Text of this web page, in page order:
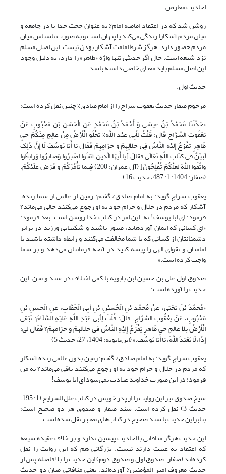
احادیث معارض
روشن شد که در اعتقاد امامیه امام% به عنوان حجت خدا یا در جامعه و
میان مردم آشکارا زندگی می‌کند یا پنهان است و به صورت ناشناس میان
مردم حضور دارد. هرگز شرط امامت آشکار بودن نیست. این اصلی مسلم
نزد شیعه است. حال اگر حدیثی تنها واژه «ظاهر» را دارد، به دلیل وجود
این اصل مسلم باید معنای خاصی داشته باشد.
حدیث اول.
مرحوم صفار حدیث یعقوب سراج را از امام صادق% چنین نقل کرده است:
«حَدَّثَنَا مُحَمَّدُ بْنُ عِیسَى وَ أَحْمَدُ بْنُ مُحَمَّدٍ عَنِ الْحَسَنِ بْنِ مَحْبُوبٍ عَنْ
یَعْقُوبَ السَّرَّاجِ قَالَ: قُلْتُ لِأَبِی عَبْدِ اللَّهِ% تَخْلُو الْأَرْضُ مِنْ عَالِمٍ مِنْکُمْ حَیٍ‏
ظَاهِرٍ تَفْزَعُ إِلَیْهِ النَّاسُ فِی حَلَالِهِمْ وَ حَرَامِهِمْ فَقَالَ یَا أَبَا یُوسُفَ لَا إِنَّ ذَلِکَ
لَبَیِّنٌ فِی کِتَابِ اللَّهِ تَعَالَى فَقَالَ‏ ]یا أَیهَا الَّذِینَ آمَنُوا اصْبِرُوا وَصَابِرُوا وَرَابِطُوا
وَاتَّقُوا اللَّهَ لَعَلَّکُمْ تُفْلِحُونَ[ (آل عمران: 200)‏ فِیمَا یَأْمُرُکُمْ وَ فَرَضَ عَلَیْکُمْ.
(صفار: 1404: ‏1: 487، حدیث 16)
یعقوب سراج گوید: به امام صادق% گفتم: زمین از عالمى از شما زنده،
آشکار که مردم در حلال و حرام خود به او رجوع می‌کنند خالى می‌ماند؟
فرمود: اى ابا یوسف! نه. این امر در کتاب خدا روشن است. بعد فرمود:
«اى کسانى که ایمان آورده‏اید، صبور باشید و شکیبایى ورزید در برابر
دشمنانتان از کسانی که با شما مخالفت می‌کنند و رابطه داشته باشید با
امامتان و تقوای الهی را پیشه کنید در آنچه فرمانتان می‌دهد و بر شما
واجب کرده است.»
صدوق اول علی بن حسین ابن بابویه با کمی اختلاف در سند و متن، این
حدیث را آورده است:
«مُحَمَّدُ بْنُ یَحْیَى، عَنْ مُحَمَّدِ بْنِ الْحُسَیْنِ بْنِ أَبِی الْخَطَّابِ، عَنِ الْحَسَنِ بْنِ
مَحْبُوبٍ، عَنْ یَعْقُوبَ السَّرَّاجِ، قَالَ: قُلْتُ لِأَبِی عَبْدِ اللَّهِ عَلَیْهِ السَّلَامُ: تَبْقَى
الْأَرْضُ بِلا عَالِمٍ حَیٍ‏ ظَاهِرٍ یَفْزَعُ إِلَیْهِ النَّاسُ فِی حَلَالِهِمْ وَ حَرَامِهِمْ؟ فَقَالَ لِی:
إِذًا، لَا یُعْبَدُ اللَّهُ، یَا أَبَا یُوسُف.» (ابن‌بابویه: 1404، 27، حدیث 5)
یعقوب سراج گوید: به امام صادق% گفتم: زمین بدون عالمی زنده آشکار
که مردم در حلال و حرام خود به او رجوع می‌کنند باقی می‌ماند؟ به من
فرمود: در این صورت خداوند عبادت نمی‌شود ای ابا یوسف!
شیخ صدوق نیز این روایت را از پدر خویش در کتاب علل الشرایع (1: 195،
حدیث 3) نقل کرده است. سند صفار و صدوق هر دو صحیح است؛
بنابراین حدیث با سند صحیح در کتاب‌های معتبر نقل شده است.
این حدیث هرگز منافاتی با احادیث پیشین ندارد و بر خلاف عقیده شیعه
که اعتقاد به غیبت دارند نیست. بزرگانی هم که این روایت را نقل
کرده‌اند (صفار، صدوق اول و صدوق دوم) این حدیث را بلا فاصله پس از
حدیث معروف امیر المؤمنین% آورده‌اند. یعنی منافاتی میان دو حدیث